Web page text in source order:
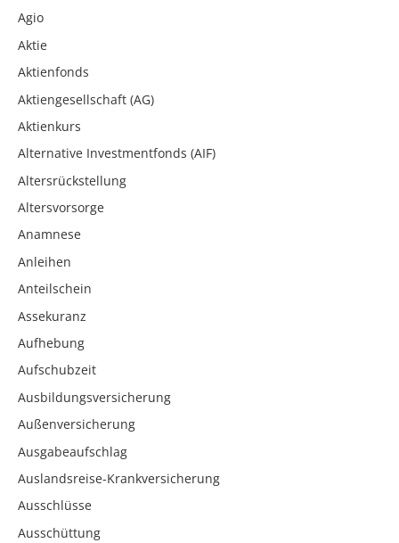
Agio
Aktie
Aktienfonds
Aktiengesellschaft (AG)
Aktienkurs
Alternative Investmentfonds (AIF)
Altersrückstellung
Altersvorsorge
Anamnese
Anleihen
Anteilschein
Assekuranz
Aufhebung
Aufschubzeit
Ausbildungsversicherung
Außenversicherung
Ausgabeaufschlag
Auslandsreise-Krankversicherung
Ausschlüsse
Ausschüttung